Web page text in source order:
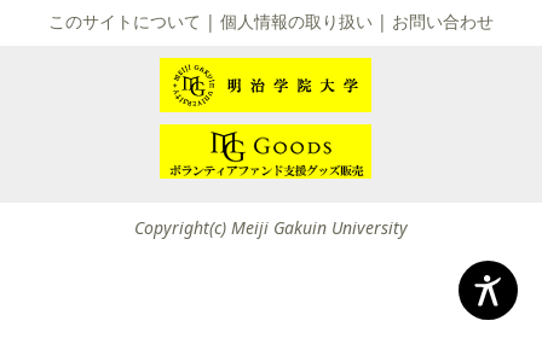
このサイトについて | 個人情報の取り扱い | お問い合わせ
Copyright(c) Meiji Gakuin University